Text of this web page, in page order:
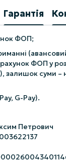
Гарантія
ФОП;
ФОП у
залишок суми –
G-Pay).
Петрович